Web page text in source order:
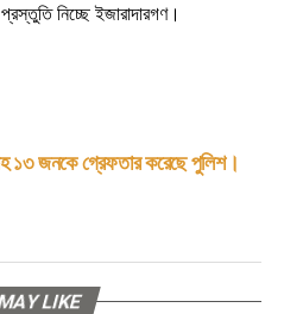
নিচ্ছে ইজারাদারগণ।
সহ ১৩ জনকে গ্রেফতার করেছে পুলিশ।
LIKE